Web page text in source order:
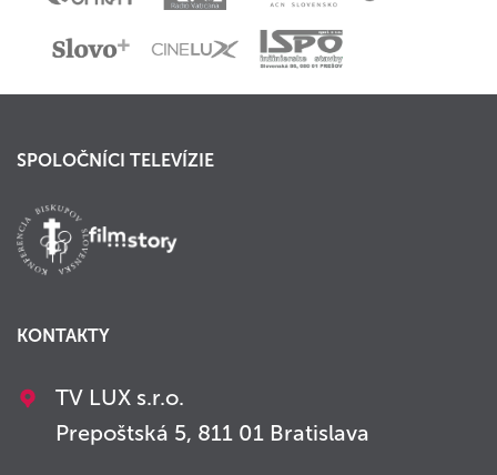
SPOLOČNÍCI TELEVÍZIE
KONTAKTY
TV LUX s.r.o.
Prepoštská 5, 811 01 Bratislava